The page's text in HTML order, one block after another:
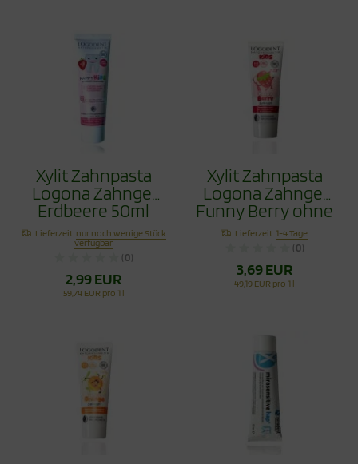
Xylit Zahnpasta
Logona Zahngel
Erdbeere 50ml
Lieferzeit: nur noch wenige Stück
verfügbar
(0)
2,99 EUR
59,74 EUR pro 1 l
Xylit Zahnpasta
Logona Zahngel
Funny Berry ohne
Fluorid 75ml
Lieferzeit:1-4 Tage
(0)
3,69 EUR
49,19 EUR pro 1 l